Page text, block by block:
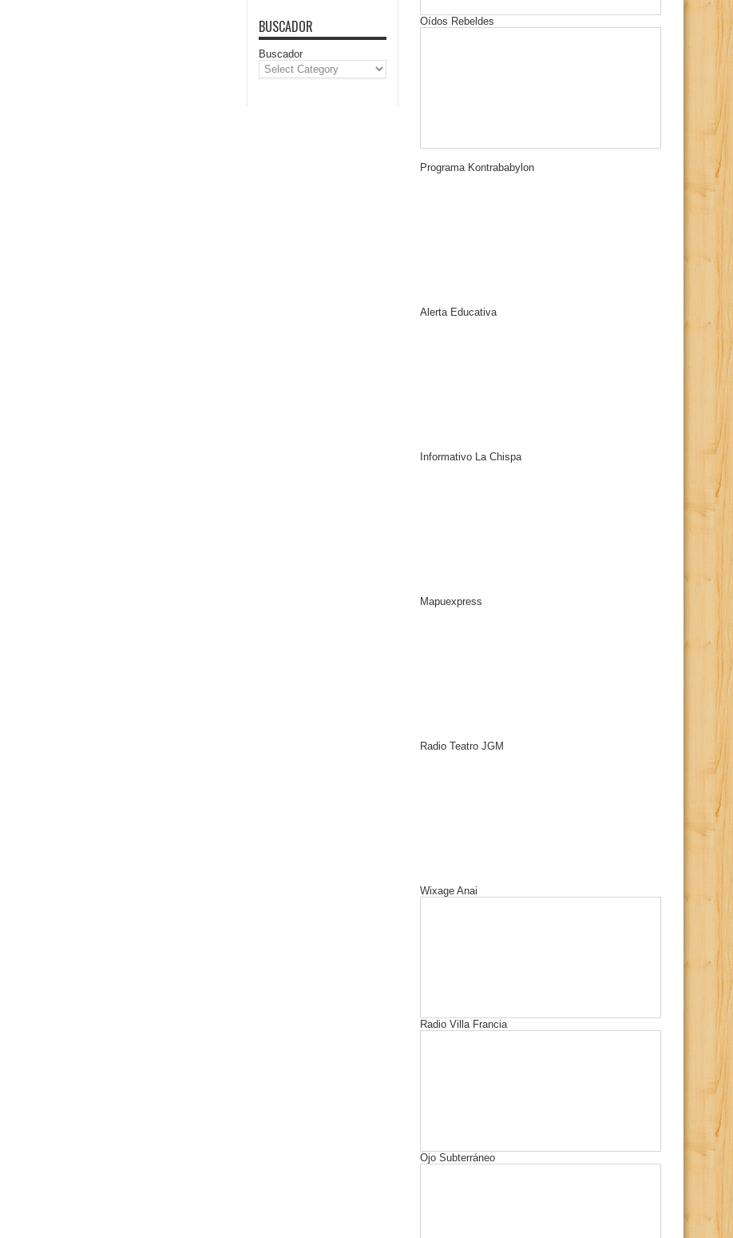
BUSCADOR
Buscador
Oídos Rebeldes
Programa Kontrababylon
Alerta Educativa
Informativo La Chispa
Mapuexpress
Radio Teatro JGM
Wixage Anai
Radio Villa Francia
Ojo Subterráneo